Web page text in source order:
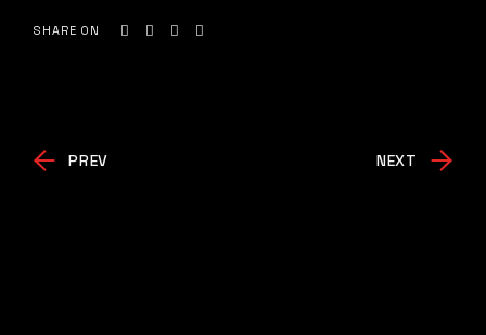
SHARE ON
PREV NEXT